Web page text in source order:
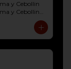
y Cebollin
y Cebollin
y Cebollin